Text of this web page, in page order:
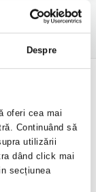
Despre
oferi cea mai
Continuând să
utilizării
dând click mai
secțiunea
o căutare te poate